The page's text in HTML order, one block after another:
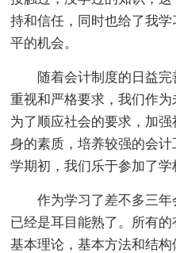
持和信任，同时也给了我
平的机会。
随着会计制度的日益完
重视和严格要求，我们作为
为了顺应社会的要求，加
身的素质，培养较强的会
学期初，我们乐于参加了学
作为学习了差不多三年
已经是耳目能熟了。所有的
基本理论，基本方法和结